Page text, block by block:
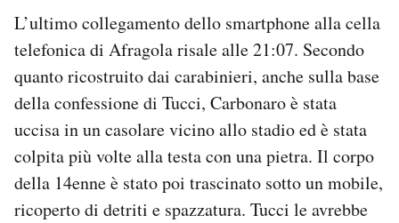
L’ultimo collegamento dello smartphone alla cella
telefonica di Afragola risale alle 21:07. Secondo
quanto ricostruito dai carabinieri, anche sulla base
della confessione di Tucci, Carbonaro è stata
uccisa in un casolare vicino allo stadio ed è stata
colpita più volte alla testa con una pietra. Il corpo
della 14enne è stato poi trascinato sotto un mobile,
ricoperto di detriti e spazzatura. Tucci le avrebbe